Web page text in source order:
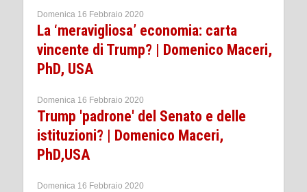
Domenica 16 Febbraio 2020
La ‘meravigliosa’ economia: carta
vincente di Trump? | Domenico Maceri,
PhD, USA
Domenica 16 Febbraio 2020
Trump 'padrone' del Senato e delle
istituzioni? | Domenico Maceri,
PhD,USA
Domenica 16 Febbraio 2020